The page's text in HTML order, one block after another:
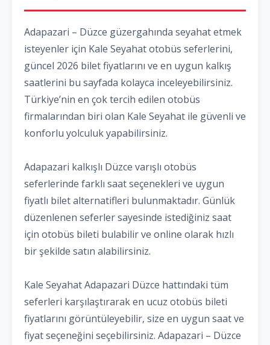
Adapazari – Düzce güzergahında seyahat etmek
isteyenler için Kale Seyahat otobüs seferlerini,
güncel 2026 bilet fiyatlarını ve en uygun kalkış
saatlerini bu sayfada kolayca inceleyebilirsiniz.
Türkiye’nin en çok tercih edilen otobüs
firmalarından biri olan Kale Seyahat ile güvenli ve
konforlu yolculuk yapabilirsiniz.
Adapazari kalkışlı Düzce varışlı otobüs
seferlerinde farklı saat seçenekleri ve uygun
fiyatlı bilet alternatifleri bulunmaktadır. Günlük
düzenlenen seferler sayesinde istediğiniz saat
için otobüs bileti bulabilir ve online olarak hızlı
bir şekilde satın alabilirsiniz.
Kale Seyahat Adapazari Düzce hattındaki tüm
seferleri karşılaştırarak en ucuz otobüs bileti
fiyatlarını görüntüleyebilir, size en uygun saat ve
fiyat seçeneğini seçebilirsiniz. Adapazari – Düzce